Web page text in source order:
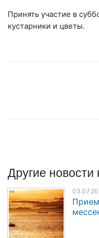
Принять участие в
кустарники и цветы.
Другие новости